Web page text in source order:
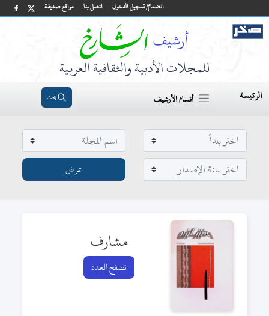
مواقع صديقة اتصل بنا انضمام/ تسجيل الدخول
للمجلات الأدبية والثقافية العربية
الرئيسة أقسام الأرشيف بحث
مشارف
تصفح العدد